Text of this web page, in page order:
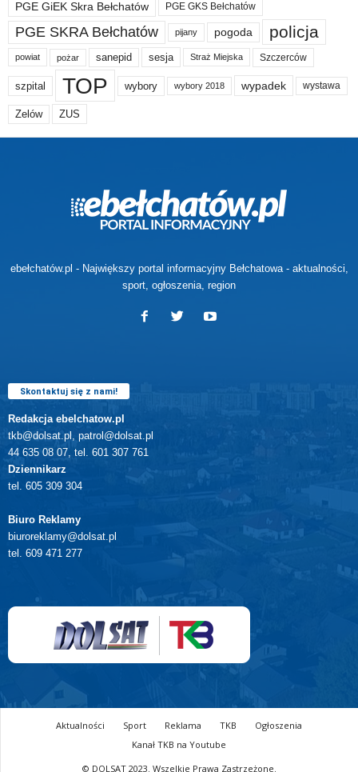
PGE GiEK Skra Bełchatów PGE GKS Bełchatów
PGE SKRA Bełchatów pijany pogoda policja
powiat pożar sanepid sesja Straż Miejska Szczerców
szpital TOP wybory wybory 2018 wypadek wystawa
Zelów ZUS
ebełchatów.pl - Największy portal informacyjny Bełchatowa - aktualności,
sport, ogłoszenia, region
Skontaktuj się z nami!
Redakcja ebelchatow.pl
tkb@dolsat.pl, patrol@dolsat.pl
44 635 08 07, tel. 601 307 761
Dziennikarz
tel. 605 309 304
Biuro Reklamy
biuroreklamy@dolsat.pl
tel. 609 471 277
Aktualności Sport Reklama TKB
Ogłoszenia
Kanał TKB na Youtube
© DOLSAT 2023. Wszelkie Prawa Zastrzeżone.